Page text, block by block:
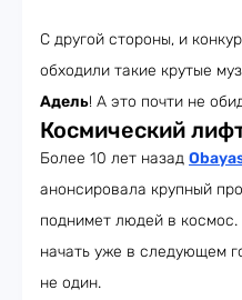
С другой стороны, и
обходили такие крутые
Адель! А это почти не
Космический
Более 10 лет назад
анонсировала крупный
поднимет людей в
начать уже в следующем
не один.